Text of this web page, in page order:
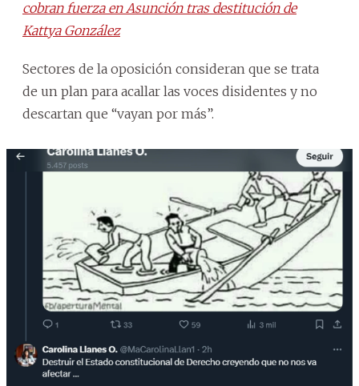
cobran fuerza en Asunción tras destitución de
Kattya González
Sectores de la oposición consideran que se trata
de un plan para acallar las voces disidentes y no
descartan que “vayan por más”.